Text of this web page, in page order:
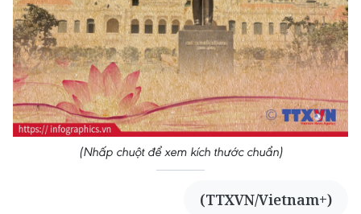
(Nhấp chuột để xem kích thước chuẩn)
(TTXVN/Vietnam+)